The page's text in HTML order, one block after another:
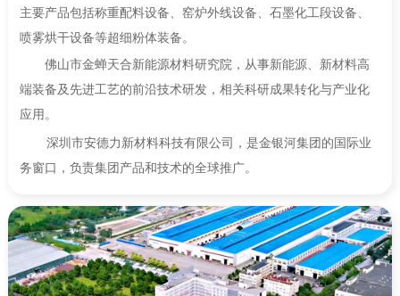
主要产品包括称重配料设备、窑炉外线设备、石墨化工段设备、
喷雾烘干设备等超细粉体装备。
佛山市金蝉天合新能源材料研究院，从事新能源、新材料高
端装备及先进工艺的前沿技术研发，相关科研成果转化与产业化
应用。
深圳市安德力新材料科技有限公司，是金银河集团的国际业
务窗口，负责集团产品和技术的全球推广。